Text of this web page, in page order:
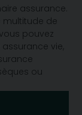
assurance.
multitude de
pouvez
vie,
ou